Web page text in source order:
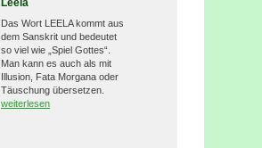
Leela
Das Wort LEELA kommt aus
dem Sanskrit und bedeutet
so viel wie „Spiel Gottes“.
Man kann es auch als mit
Illusion, Fata Morgana oder
Täuschung übersetzen.
weiterlesen